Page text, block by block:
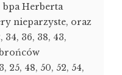
bpa Herberta
nieparzyste, oraz
34, 36, 38, 43,
25, 48, 50, 52, 54,